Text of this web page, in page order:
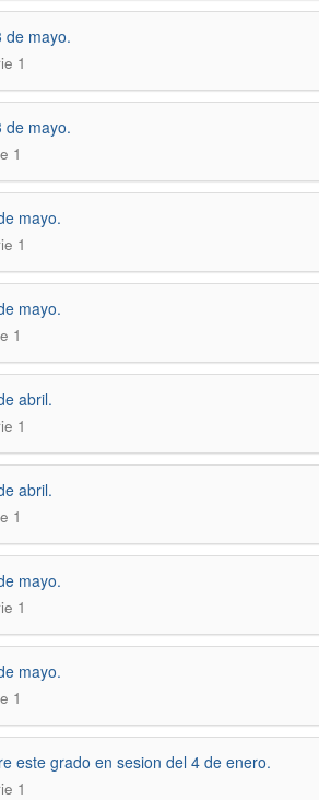
de mayo.
1
de mayo.
1
mayo.
1
mayo.
1
abril.
1
abril.
1
mayo.
1
mayo.
1
este grado en sesion del 4 de enero.
1